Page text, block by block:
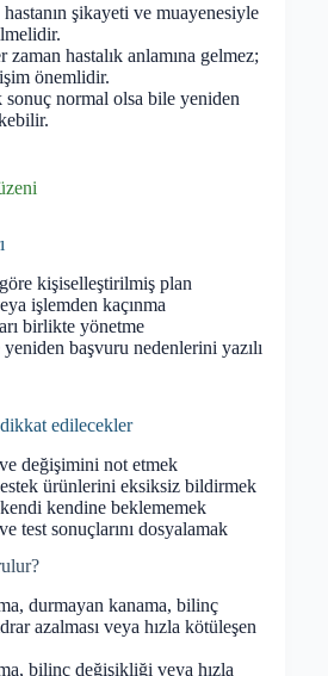
şikayeti ve muayenesiyle
zaman hastalık anlamına gelmez;
önemlidir.
normal olsa bile yeniden
kişiselleştirilmiş plan
işlemden kaçınma
birlikte yönetme
yeniden başvuru nedenlerini yazılı
edilecekler
değişimini not etmek
ürünlerini eksiksiz bildirmek
kendine beklememek
test sonuçlarını dosyalamak
durmayan kanama, bilinç
azalması veya hızla kötüleşen
bilinç değişikliği veya hızla